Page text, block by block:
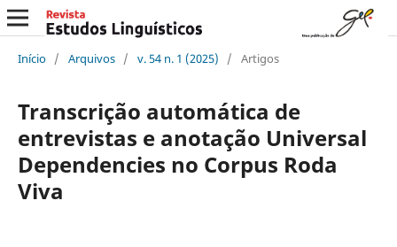
Início / Arquivos / v. 54 n. 1 (2025) / Artigos
Transcrição automática de
entrevistas e anotação Universal
Dependencies no Corpus Roda
Viva